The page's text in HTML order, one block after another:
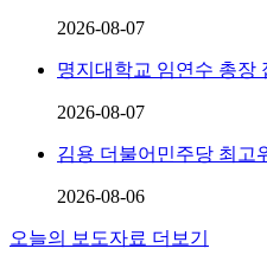
2026-08-07
명지대학교 임연수 총장
2026-08-07
김용 더불어민주당 최고
2026-08-06
오늘의 보도자료 더보기